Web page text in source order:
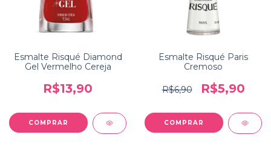
Esmalte Risqué Diamond
Gel Vermelho Cereja
R$13,90
Esmalte Risqué Paris
Cremoso
R$6,90 R$5,90